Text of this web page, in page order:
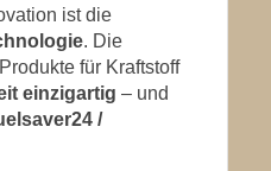
ist die
. Die
für Kraftstoff
einzigartig – und
/